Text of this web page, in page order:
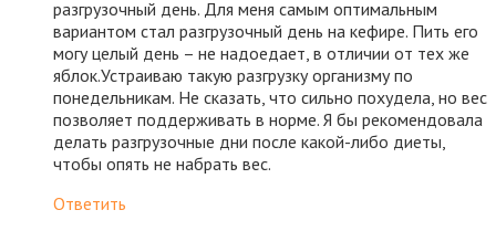
разгрузочный день. Для меня самым оптимальным
вариантом стал разгрузочный день на кефире. Пить его
могу целый день – не надоедает, в отличии от тех же
яблок.Устраиваю такую разгрузку организму по
понедельникам. Не сказать, что сильно похудела, но вес
позволяет поддерживать в норме. Я бы рекомендовала
делать разгрузочные дни после какой-либо диеты,
чтобы опять не набрать вес.
Ответить